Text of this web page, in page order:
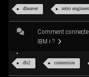
dbea­ver retro
Com­ment
IBM i ?
db2 connexion